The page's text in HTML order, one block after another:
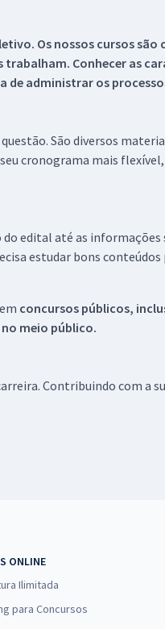
Os nossos cursos
Conhecer as
administrar os
São diversos
cronograma mais
edital até as
estudar bons
concursos públicos,
meio público.
Contribuindo com a
ONLINE
Ilimitada
para Concursos